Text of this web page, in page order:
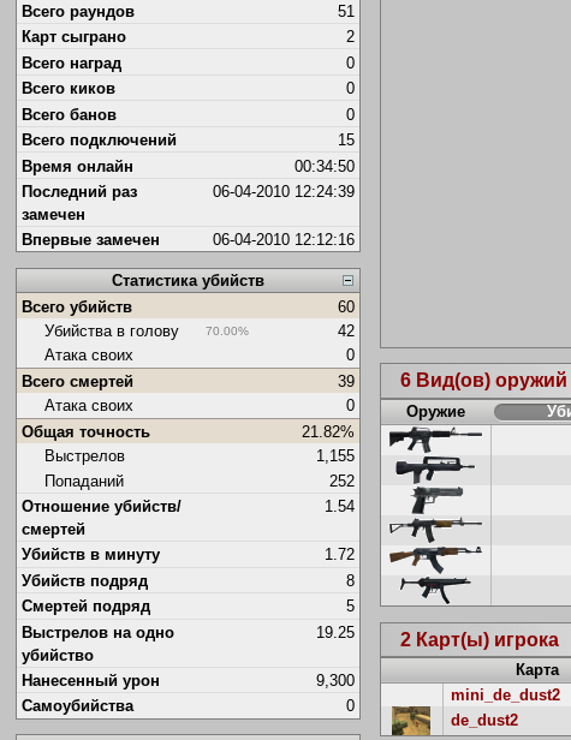
Всего раундов
51
Карт сыграно
2
Всего наград
0
Всего киков
0
Всего банов
0
Всего подключений
15
Время онлайн
00:34:50
Последний раз
замечен
06-04-2010 12:24:39
Впервые замечен 06-04-2010 12:12:16
Статистика убийств
Всего убийств
60
Убийства в голову
70.00%
42
Атака своих
0
Всего смертей
39
Атака своих
0
Общая точность
21.82%
Выстрелов
1,155
Попаданий
252
Отношение убийств/
смертей
1.54
Убийств в минуту
1.72
Убийств подряд
8
Смертей подряд
5
Выстрелов на одно
убийство
19.25
Нанесенный урон
9,300
Самоубийства
0
6 Вид(ов)
Оружие
2 Карт(ы) игрока
Карта
mini_de_dust2
de_dust2